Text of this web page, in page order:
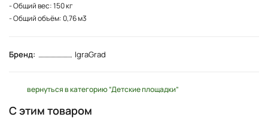
- Общий вес: 150 кг
- Общий объём: 0,76 м3
Бренд: IgraGrad
вернуться в категорию “Детские площадки”
С этим товаром